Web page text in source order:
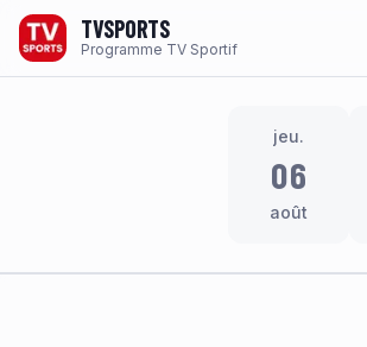
TVSPORTS
Programme TV Sportif
jeu.
06
août